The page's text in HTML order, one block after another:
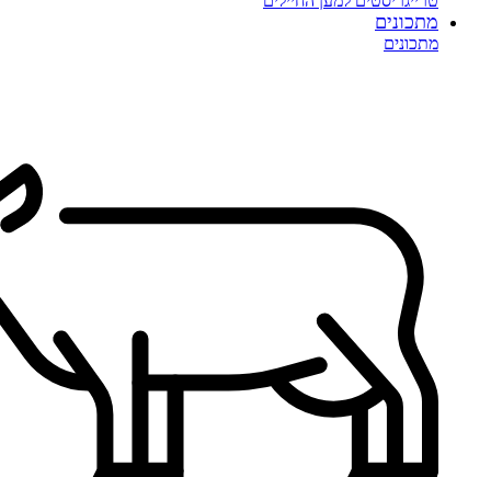
מתכונים
מתכונים